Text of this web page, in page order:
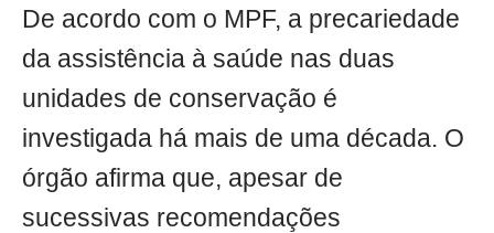
De acordo com o MPF, a precariedade
da assistência à saúde nas duas
unidades de conservação é
investigada há mais de uma década. O
órgão afirma que, apesar de
sucessivas recomendações